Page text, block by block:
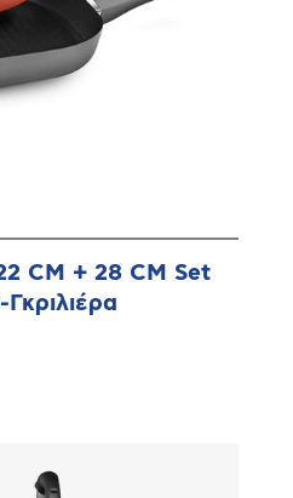
CM + 28 CM Set